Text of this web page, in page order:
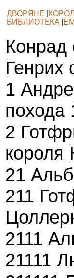
ДВОРЯНЕ
БИБЛИОТЕКА
Конрад
Генрих
1
похода
2
короля
21
211
2111
21111